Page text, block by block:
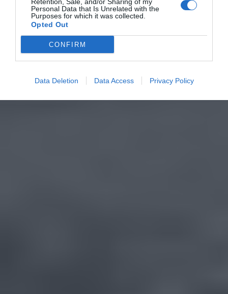
Personal Data that Is Unrelated with the
Purposes for which it was collected.
Opted Out
CONFIRM
Data Deletion Data Access Privacy Policy